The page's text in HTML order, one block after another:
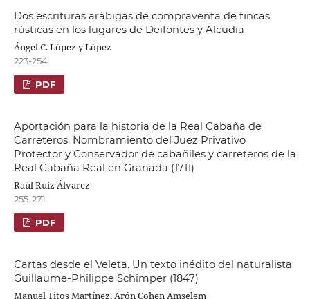
Dos escrituras arábigas de compraventa de fincas
rústicas en los lugares de Deifontes y Alcudia
Ángel C. López y López
223-254
PDF
Aportación para la historia de la Real Cabaña de
Carreteros. Nombramiento del Juez Privativo
Protector y Conservador de cabañiles y carreteros de la
Real Cabaña Real en Granada (1711)
Raúl Ruiz Álvarez
255-271
PDF
Cartas desde el Veleta. Un texto inédito del naturalista
Guillaume-Philippe Schimper (1847)
Manuel Titos Martínez, Arón Cohen Amselem